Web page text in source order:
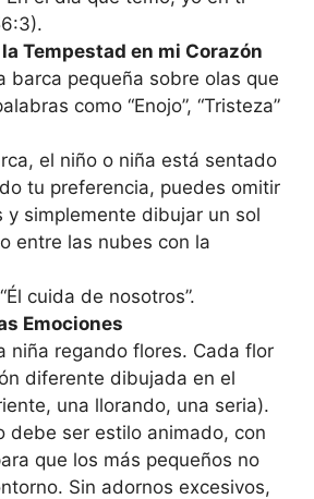
Tempestad en mi Corazón
barca pequeña sobre olas que
como “Enojo”, “Tristeza”
el niño o niña está sentado
tu preferencia, puedes omitir
y simplemente dibujar un sol
entre las nubes con la
cuida de nosotros”.
Emociones
niña regando flores. Cada flor
diferente dibujada en el
una llorando, una seria).
debe ser estilo animado, con
que los más pequeños no
Sin adornos excesivos,